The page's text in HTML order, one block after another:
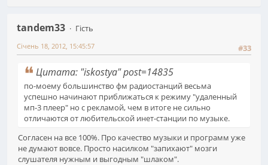
tandem33
Гість
#33
Січень 18, 2012, 15:45:57
Цитата: "iskostya" post=14835
по-моему большинство фм радиостанций весьма
успешно начинают приближаться к режиму "удаленный
мп-3 плеер" но с рекламой, чем в итоге не сильно
отличаются от любительской инет-станции по музыке.
Согласен на все 100%. Про качество музыки и программ уже
не думают вовсе. Просто насилком "запихают" мозги
слушателя нужным и выгодным "шлаком".